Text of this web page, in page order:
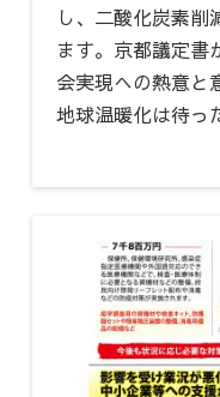
し、二酸化炭素削
ます。京都議定書
会実現への熱意と
地球温暖化は待